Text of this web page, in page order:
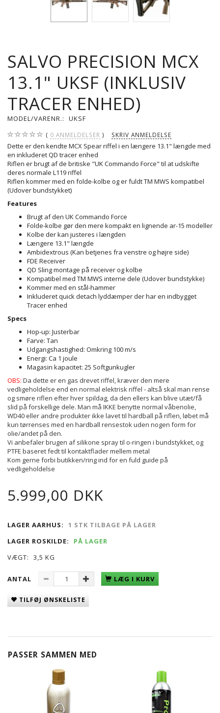
SALVO PRECISION MCX
13.1" UKSF (INKLUSIV
TRACER ENHED)
MODEL/VARENR.: UKSF
0 ANMELDELSER SKRIV ANMELDELSE
Dette er den kendte MCX Spear riffel i en længere 13.1" længde med
en inkluderet QD tracer enhed
Riflen er brugt af de britiske "UK Commando Force" til at udskifte
deres normale L119 riffel
Riflen kommer med en folde-kolbe og er fuldt TM MWS kompatibel
(Udover bundstykket)
Features
Brugt af den UK Commando Force
Folde-kolbe gør den mere kompakt en lignende ar-15 modeller
Kolbe der kan justeres i længden
Længere 13.1" længde
Ambidextrous (Kan betjenes fra venstre og højre side)
FDE Receiver
QD Sling montage på receiver og kolbe
Kompatibel med TM MWS interne dele (Udover bundstykke)
Kommer med en stål-hammer
Inkluderet quick detach lyddæmper der har en indbygget
Tracer enhed
Specs
Hop-up: Justerbar
Farve: Tan
Udgangshastighed: Omkring 100 m/s
Energi: Ca 1 joule
Magasin kapacitet: 25 Softgunkugler
OBS: Da dette er en gas drevet riffel, kræver den mere
vedligeholdelse end en normal elektrisk riffel - altså skal man rense
og smøre riflen efter hver spildag, da den ellers kan blive utæt/få
slid på forskellige dele. Man må IKKE benytte normal våbenolie,
WD40 eller andre produkter ikke lavet til hardball på riflen, løbet må
kun tørrenses med en hardball rensestok uden nogen form for
olie/andet på den.
Vi anbefaler brugen af silikone spray til o-ringen i bundstykket, og
PTFE baseret fedt til kontaktflader mellem metal
Kom gerne forbi butikken/ring ind for en fuld guide på
vedligeholdelse
5.999,00 DKK
LAGER AARHUS:
1 STK TILBAGE PÅ LAGER
LAGER ROSKILDE:
PÅ LAGER
VÆGT:
3,5 KG
ANTAL LÆG I KURV
TILFØJ ØNSKELISTE
PASSER SAMMEN MED